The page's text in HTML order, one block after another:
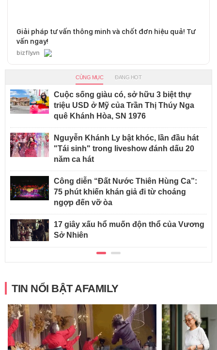
Giải pháp tư vấn thông minh và chốt đơn hiệu quả! Tư
vấn ngay!
bizfly.vn
CÙNG MỤC ĐANG HOT
Cuộc sống giàu có, sở hữu 3 biệt thự
triệu USD ở Mỹ của Trần Thị Thúy Nga
quê Khánh Hòa, SN 1976
Nguyễn Khánh Ly bật khóc, lần đầu hát
"Tái sinh" trong liveshow đánh dấu 20
năm ca hát
Công diễn “Đất Nước Thiên Hùng Ca”:
75 phút khiến khán giả đi từ choáng
ngợp đến vỡ òa
17 giây xấu hổ muốn độn thổ của Vương
Sở Nhiên
TIN NỔI BẬT AFAMILY